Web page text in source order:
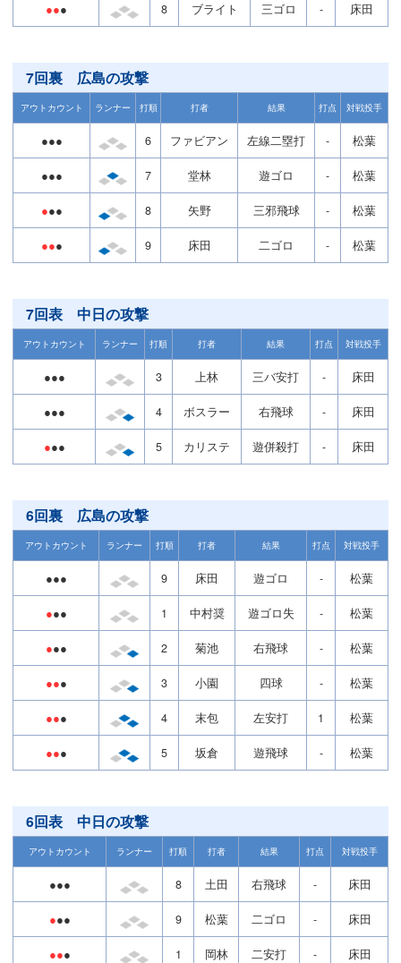
●●● 8 ブライト 三ゴロ - 床田
7回裏 広島の攻撃
アウトカウント ランナー 打順 打者 結果 打点 対戦投手
●●● 6 ファビアン 左線二塁打 - 松葉
●●● 7 堂林 遊ゴロ - 松葉
●●● 8 矢野 三邪飛球 - 松葉
●●● 9 床田 二ゴロ - 松葉
7回表 中日の攻撃
アウトカウント ランナー 打順 打者 結果 打点 対戦投手
●●● 3 上林 三バ安打 - 床田
●●● 4 ボスラー 右飛球 - 床田
●●● 5 カリステ 遊併殺打 - 床田
6回裏 広島の攻撃
アウトカウント ランナー 打順 打者 結果 打点 対戦投手
●●● 9 床田 遊ゴロ - 松葉
●●● 1 中村奨 遊ゴロ失 - 松葉
●●● 2 菊池 右飛球 - 松葉
●●● 3 小園 四球 - 松葉
●●● 4 末包 左安打 1 松葉
●●● 5 坂倉 遊飛球 - 松葉
6回表 中日の攻撃
アウトカウント ランナー 打順 打者 結果 打点 対戦投手
●●● 8 土田 右飛球 - 床田
●●● 9 松葉 二ゴロ - 床田
●●● 1 岡林 二安打 - 床田